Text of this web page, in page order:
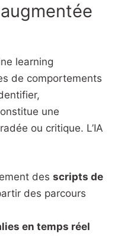
learning
de comportements
une
ou critique. L’IA
des scripts de
des parcours
en temps réel